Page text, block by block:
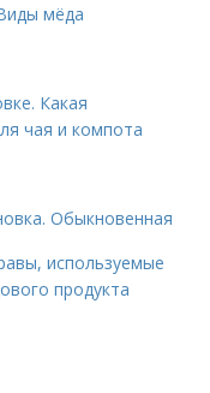
мёда
Какая
чая и компота
Обыкновенная
используемые
продукта